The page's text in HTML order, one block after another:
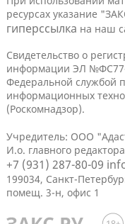
ресурсах указание
гиперссылка на наш
Свидетельство о
информации ЭЛ
Федеральной службой
информационных
(Роскомнадзор).
Учредитель: ООО
И.о. главного
+7 (931) 287-80-09
199034, Санкт-
помещ. 3-н, офис 1